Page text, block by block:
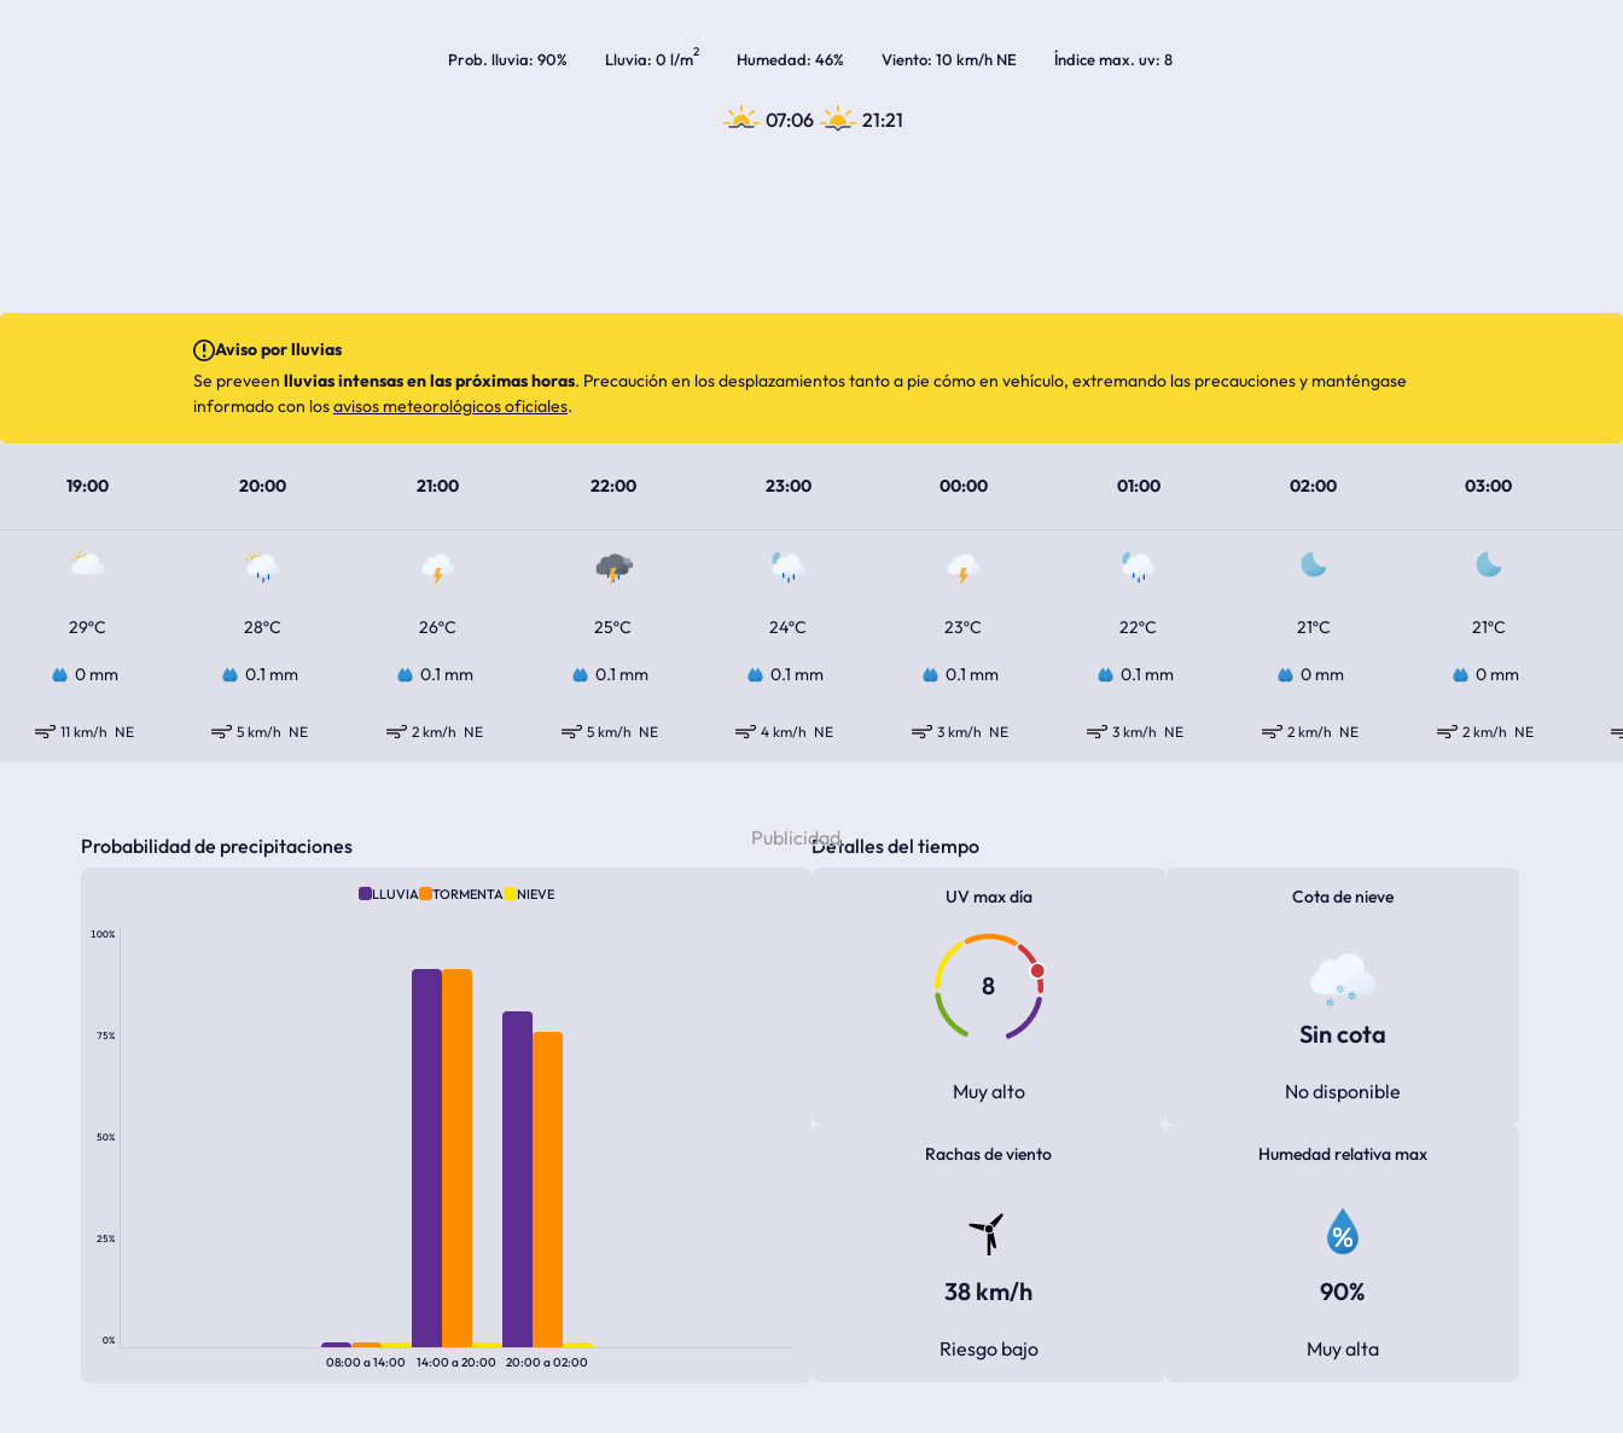
Prob. lluvia 90% Lluvia 0 l/m2 Humedad 46% Viento 10 km/h NE Índice max. uv 8
07:06 21:21
19:00 20:00 21:00 22:00 23:00 00:00 01:00 02:00 03:00
29ºC 28ºC 26ºC 25ºC 24ºC 23ºC 22ºC 21ºC 21ºC
0 mm 0.1 mm 0.1 mm 0.1 mm 0.1 mm 0.1 mm 0.1 mm 0 mm 0 mm
11 km/h NE 5 km/h NE 2 km/h NE 5 km/h NE 4 km/h NE 3 km/h NE 3 km/h NE 2 km/h NE 2 km/h NE
Aviso por lluvias
Se preveen lluvias intensas en las próximas horas. Precaución en los desplazamientos tanto a pie cómo en vehículo, extremando las precauciones y manténgase
informado con losavisos meteorológicos oficiales.
Probabilidad de precipitaciones
LLUVIA TORMENTA NIEVE
100%
75%
50%
25%
0%
08:00a14:00 14:00a20:00 20:00a02:00
Detalles del tiempo
UV max día
8
Muy alto
Cota de nieve
Sin cota
No disponible
Rachas de viento
38 km/h
Riesgo bajo
Humedad relativa max
90%
Muy alta